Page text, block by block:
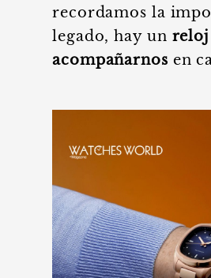
recordamos la
legado, hay un
acompañarnos en